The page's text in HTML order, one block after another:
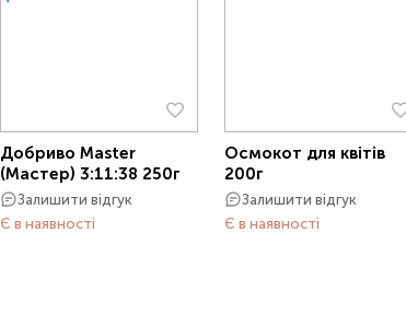
Добриво Master
(Мастер) 3:11:38 250г
Залишити відгук
Є в наявності
Осмокот для квітів
200г
Залишити відгук
Є в наявності